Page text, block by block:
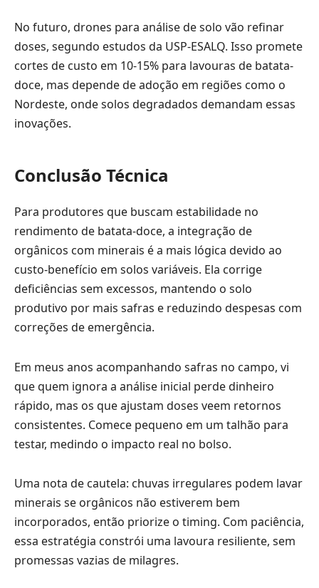
No futuro, drones para análise de solo vão refinar
doses, segundo estudos da USP-ESALQ. Isso promete
cortes de custo em 10-15% para lavouras de batata-
doce, mas depende de adoção em regiões como o
Nordeste, onde solos degradados demandam essas
inovações.
Conclusão Técnica
Para produtores que buscam estabilidade no
rendimento de batata-doce, a integração de
orgânicos com minerais é a mais lógica devido ao
custo-benefício em solos variáveis. Ela corrige
deficiências sem excessos, mantendo o solo
produtivo por mais safras e reduzindo despesas com
correções de emergência.
Em meus anos acompanhando safras no campo, vi
que quem ignora a análise inicial perde dinheiro
rápido, mas os que ajustam doses veem retornos
consistentes. Comece pequeno em um talhão para
testar, medindo o impacto real no bolso.
Uma nota de cautela: chuvas irregulares podem lavar
minerais se orgânicos não estiverem bem
incorporados, então priorize o timing. Com paciência,
essa estratégia constrói uma lavoura resiliente, sem
promessas vazias de milagres.